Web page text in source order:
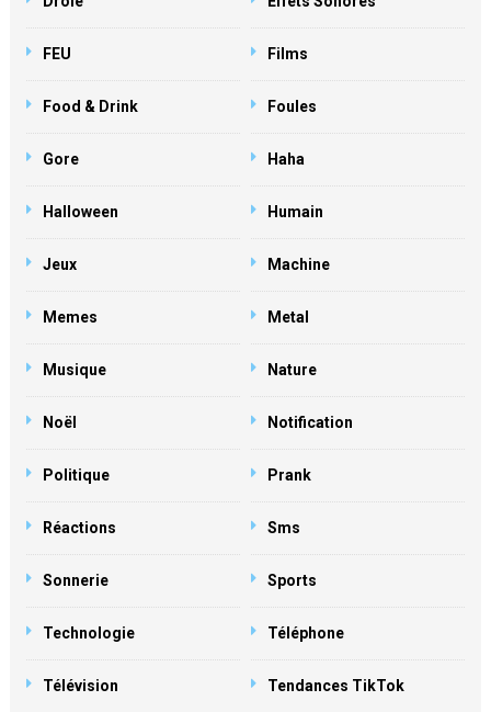
FEU Films
Food & Drink Foules
Gore Haha
Halloween Humain
Jeux Machine
Memes Metal
Musique Nature
Noël Notification
Politique Prank
Réactions Sms
Sonnerie Sports
Technologie Téléphone
Télévision Tendances TikTok